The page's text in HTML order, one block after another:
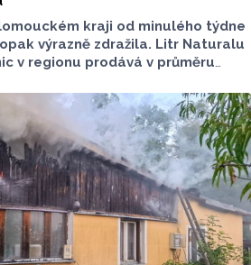
kraji od minulého týdne
výrazně zdražila. Litr Naturalu
v regionu prodává v průměru
za litr teď řidiči dají průměrně
společnosti CCS, která ceny
o 7,73 koruny dražší než
motoristé platili o 11,31